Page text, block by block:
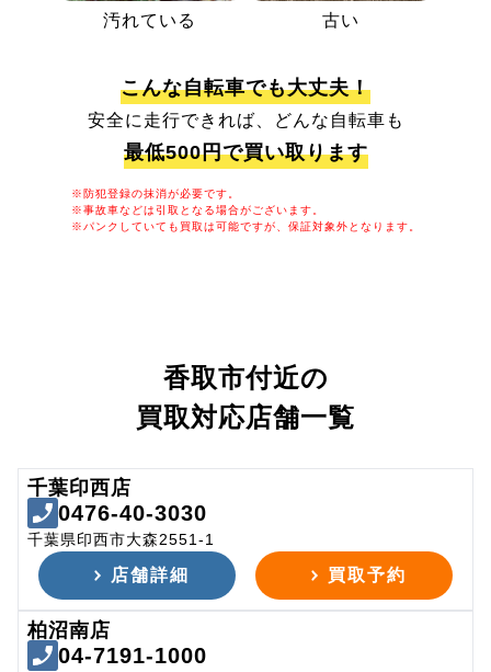
汚れている 古い
こんな自転車でも大丈夫！
安全に走行できれば、どんな自転車も
最低500円で買い取ります
※防犯登録の抹消が必要です。
※事故車などは引取となる場合がございます。
※パンクしていても買取は可能ですが、保証対象外となります。
香取市付近の
買取対応店舗一覧
千葉印西店
0476-40-3030
千葉県印西市大森2551-1
店舗詳細 買取予約
柏沼南店
04-7191-1000